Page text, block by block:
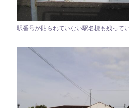
駅番号が貼られていない駅名標も残って